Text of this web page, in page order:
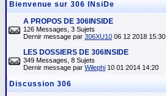
Bienvenue sur 306 INsiDe
A PROPOS DE 306INSIDE
126 Messages, 3 Sujets
Dernir message par 306XU10 06 12 2018 15:30
LES DOSSIERS DE 306INSIDE
349 Messages, 8 Sujets
Dernir message par Wilephi 10 01 2014 14:20
Discussion 306